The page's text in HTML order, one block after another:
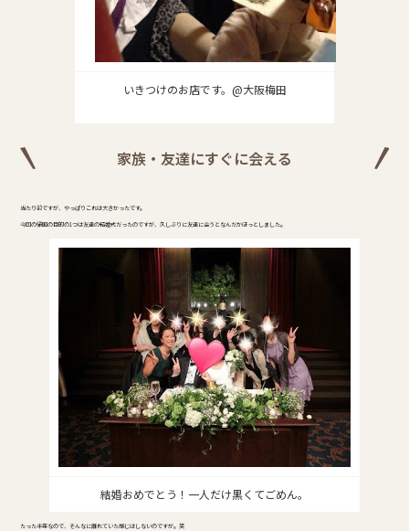
いきつけのお店です。@大阪梅田
家族・友達にすぐに会える
当たり前ですが、やっぱりこれは大きかったです。
今回の帰国の目的の1つは友達の結婚式だったのですが、久しぶりに友達に会うとなんだかほっとしました。
結婚おめでとう！一人だけ黒くてごめん。
たった半年なので、そんなに離れていた感じはしないのですが。笑